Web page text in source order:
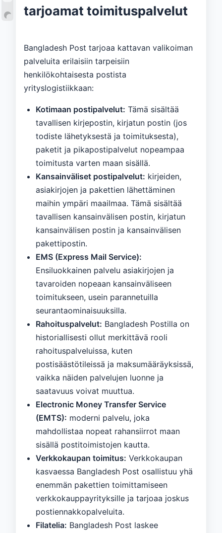
tarjoamat toimituspalvelut
Bangladesh Post tarjoaa kattavan valikoiman
palveluita erilaisiin tarpeisiin
henkilökohtaisesta postista
yrityslogistiikkaan:
Kotimaan postipalvelut: Tämä sisältää
tavallisen kirjepostin, kirjatun postin (jos
todiste lähetyksestä ja toimituksesta),
paketit ja pikapostipalvelut nopeampaa
toimitusta varten maan sisällä.
Kansainväliset postipalvelut: kirjeiden,
asiakirjojen ja pakettien lähettäminen
maihin ympäri maailmaa. Tämä sisältää
tavallisen kansainvälisen postin, kirjatun
kansainvälisen postin ja kansainvälisen
pakettipostin.
EMS (Express Mail Service):
Ensiluokkainen palvelu asiakirjojen ja
tavaroiden nopeaan kansainväliseen
toimitukseen, usein parannetuilla
seurantaominaisuuksilla.
Rahoituspalvelut: Bangladesh Postilla on
historiallisesti ollut merkittävä rooli
rahoituspalveluissa, kuten
postisäästötileissä ja maksumääräyksissä,
vaikka näiden palvelujen luonne ja
saatavuus voivat muuttua.
Electronic Money Transfer Service
(EMTS): moderni palvelu, joka
mahdollistaa nopeat rahansiirrot maan
sisällä postitoimistojen kautta.
Verkkokaupan toimitus: Verkkokaupan
kasvaessa Bangladesh Post osallistuu yhä
enemmän pakettien toimittamiseen
verkkokauppayrityksille ja tarjoaa joskus
postiennakkopalveluita.
Filatelia: Bangladesh Post laskee